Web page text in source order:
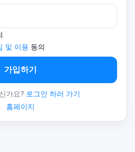
및 이용 동의
가입하기
가요? 로그인 하러 가기
홈페이지